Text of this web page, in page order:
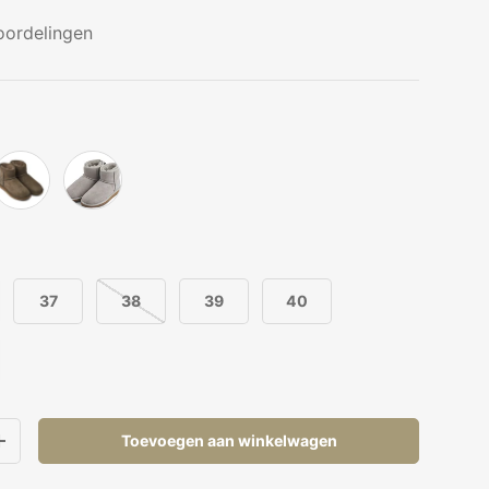
Licht Grijs
37 38 39 40
de hoeveelheidToevoegen aan winkelwagen